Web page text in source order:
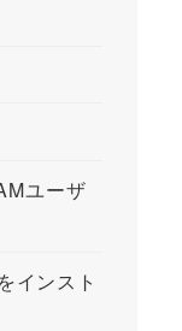
ユーザ
インスト